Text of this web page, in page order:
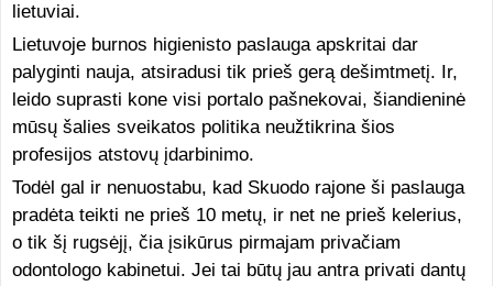
lietuviai.
Lietuvoje burnos higienisto paslauga apskritai dar
palyginti nauja, atsiradusi tik prieš gerą dešimtmetį. Ir,
leido suprasti kone visi portalo pašnekovai, šiandieninė
mūsų šalies sveikatos politika neužtikrina šios
profesijos atstovų įdarbinimo.
Todėl gal ir nenuostabu, kad Skuodo rajone ši paslauga
pradėta teikti ne prieš 10 metų, ir net ne prieš kelerius,
o tik šį rugsėjį, čia įsikūrus pirmajam privačiam
odontologo kabinetui. Jei tai būtų jau antra privati dantų